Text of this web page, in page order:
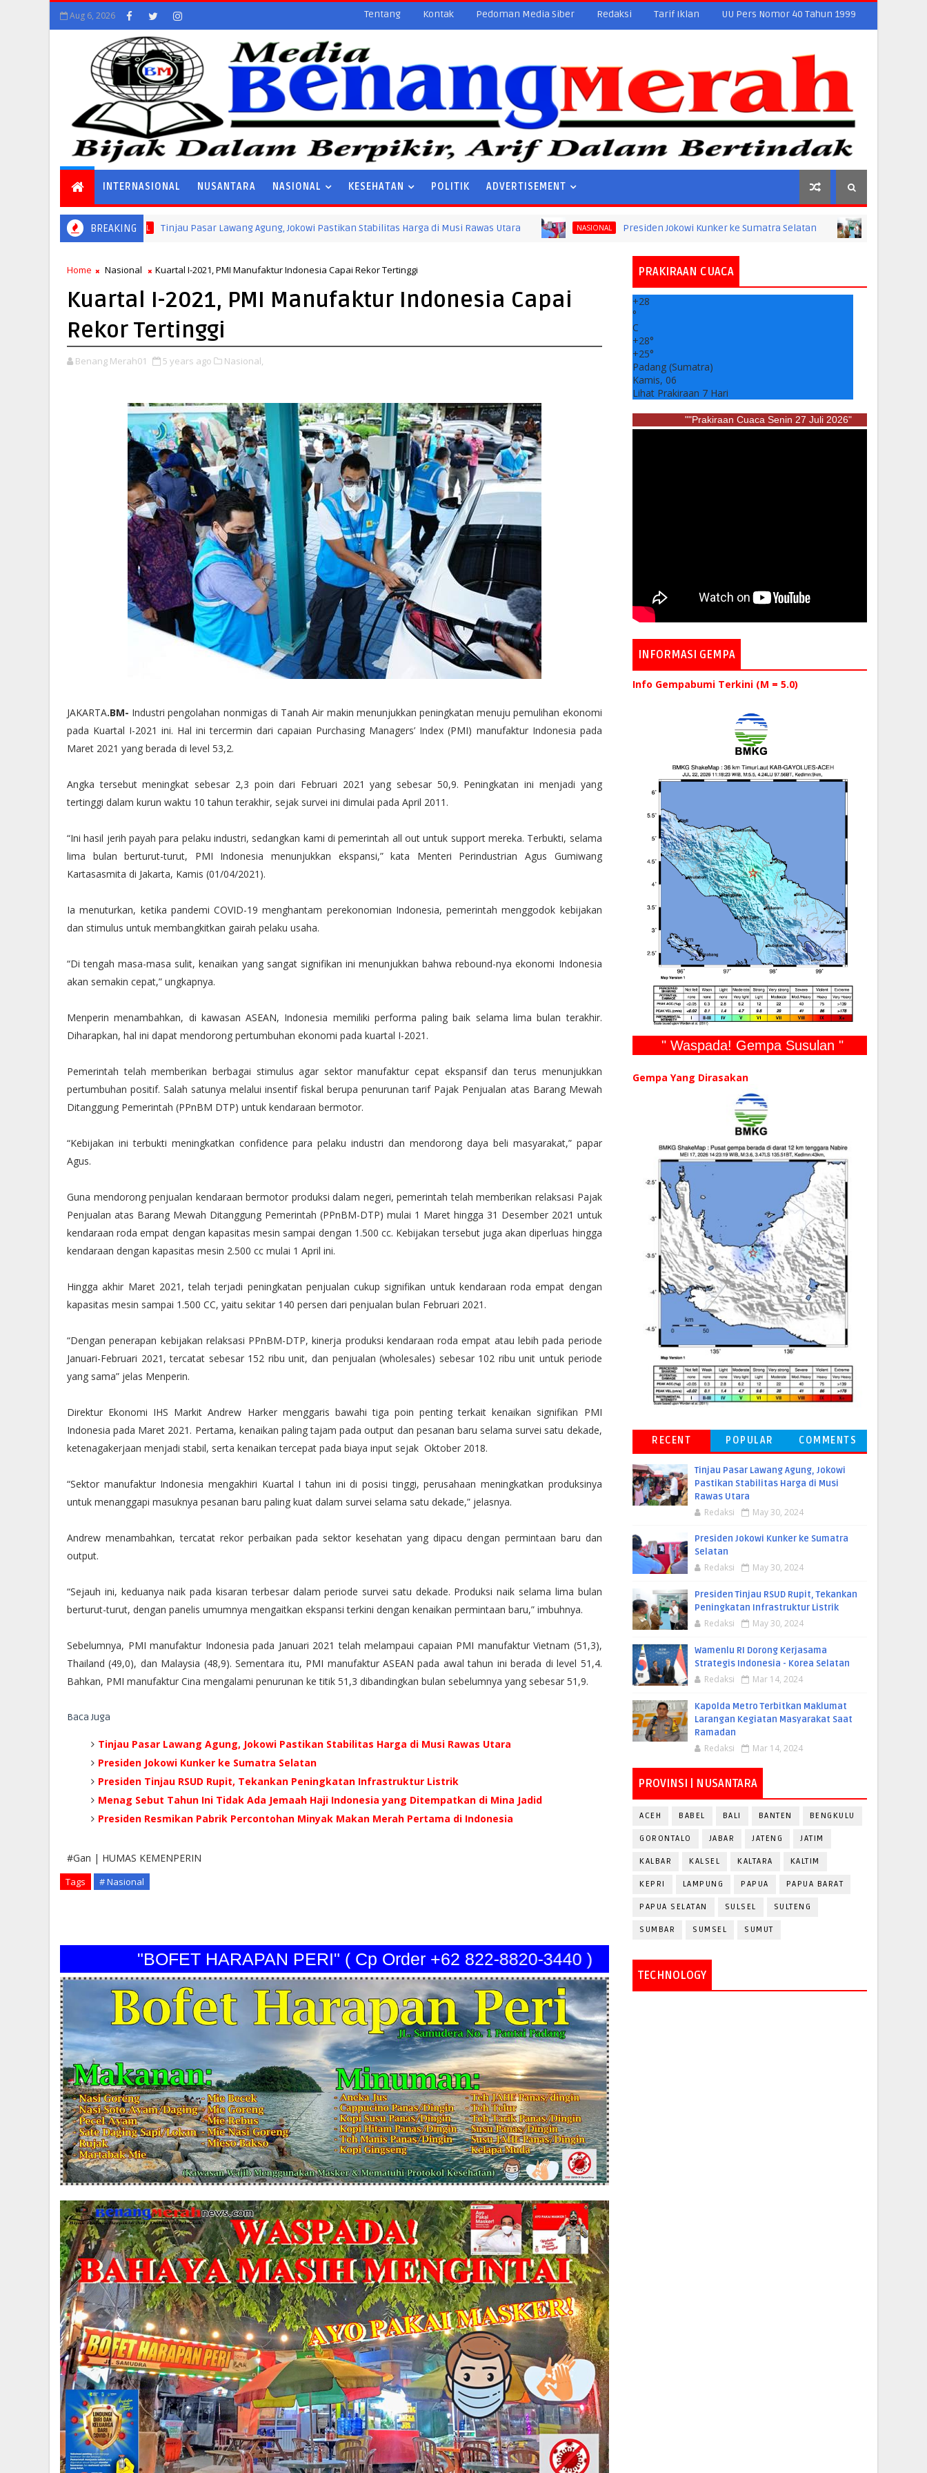
Aug 6, 2026 Tentang Kontak Pedoman Media Siber Redaksi Tarif Iklan UU Pers Nomor 40 Tahun 1999
INTERNASIONAL NUSANTARA NASIONAL KESEHATAN POLITIK ADVERTISEMENT
BREAKING
NASIONAL Tinjau Pasar Lawang Agung, Jokowi Pastikan Stabilitas Harga di Musi Rawas Utara NASIONAL Presiden Jokowi Kunker ke Sumatra Selatan NASIONAL
Home Nasional Kuartal I-2021, PMI Manufaktur Indonesia Capai Rekor Tertinggi
Kuartal I-2021, PMI Manufaktur Indonesia Capai
Rekor Tertinggi
Benang Merah01 5 years ago Nasional,
JAKARTA.BM- Industri pengolahan nonmigas di Tanah Air makin menunjukkan peningkatan menuju pemulihan ekonomi
pada Kuartal I-2021 ini. Hal ini tercermin dari capaian Purchasing Managers’ Index (PMI) manufaktur Indonesia pada
Maret 2021 yang berada di level 53,2.
Angka tersebut meningkat sebesar 2,3 poin dari Februari 2021 yang sebesar 50,9. Peningkatan ini menjadi yang
tertinggi dalam kurun waktu 10 tahun terakhir, sejak survei ini dimulai pada April 2011.
“Ini hasil jerih payah para pelaku industri, sedangkan kami di pemerintah all out untuk support mereka. Terbukti, selama
lima bulan berturut-turut, PMI Indonesia menunjukkan ekspansi,” kata Menteri Perindustrian Agus Gumiwang
Kartasasmita di Jakarta, Kamis (01/04/2021).
Ia menuturkan, ketika pandemi COVID-19 menghantam perekonomian Indonesia, pemerintah menggodok kebijakan
dan stimulus untuk membangkitkan gairah pelaku usaha.
“Di tengah masa-masa sulit, kenaikan yang sangat signifikan ini menunjukkan bahwa rebound-nya ekonomi Indonesia
akan semakin cepat,” ungkapnya.
Menperin menambahkan, di kawasan ASEAN, Indonesia memiliki performa paling baik selama lima bulan terakhir.
Diharapkan, hal ini dapat mendorong pertumbuhan ekonomi pada kuartal I-2021.
Pemerintah telah memberikan berbagai stimulus agar sektor manufaktur cepat ekspansif dan terus menunjukkan
pertumbuhan positif. Salah satunya melalui insentif fiskal berupa penurunan tarif Pajak Penjualan atas Barang Mewah
Ditanggung Pemerintah (PPnBM DTP) untuk kendaraan bermotor.
“Kebijakan ini terbukti meningkatkan confidence para pelaku industri dan mendorong daya beli masyarakat,” papar
Agus.
Guna mendorong penjualan kendaraan bermotor produksi dalam negeri, pemerintah telah memberikan relaksasi Pajak
Penjualan atas Barang Mewah Ditanggung Pemerintah (PPnBM-DTP) mulai 1 Maret hingga 31 Desember 2021 untuk
kendaraan roda empat dengan kapasitas mesin sampai dengan 1.500 cc. Kebijakan tersebut juga akan diperluas hingga
kendaraan dengan kapasitas mesin 2.500 cc mulai 1 April ini.
Hingga akhir Maret 2021, telah terjadi peningkatan penjualan cukup signifikan untuk kendaraan roda empat dengan
kapasitas mesin sampai 1.500 CC, yaitu sekitar 140 persen dari penjualan bulan Februari 2021.
“Dengan penerapan kebijakan relaksasi PPnBM-DTP, kinerja produksi kendaraan roda empat atau lebih pada periode
Januari-Februari 2021, tercatat sebesar 152 ribu unit, dan penjualan (wholesales) sebesar 102 ribu unit untuk periode
yang sama” jelas Menperin.
Direktur Ekonomi IHS Markit Andrew Harker menggaris bawahi tiga poin penting terkait kenaikan signifikan PMI
Indonesia pada Maret 2021. Pertama, kenaikan paling tajam pada output dan pesanan baru selama survei satu dekade,
ketenagakerjaan menjadi stabil, serta kenaikan tercepat pada biaya input sejak Oktober 2018.
“Sektor manufaktur Indonesia mengakhiri Kuartal I tahun ini di posisi tinggi, perusahaan meningkatkan produksinya
untuk menanggapi masuknya pesanan baru paling kuat dalam survei selama satu dekade,” jelasnya.
Andrew menambahkan, tercatat rekor perbaikan pada sektor kesehatan yang dipacu dengan permintaan baru dan
output.
“Sejauh ini, keduanya naik pada kisaran terbesar dalam periode survei satu dekade. Produksi naik selama lima bulan
berturut-turut, dengan panelis umumnya mengaitkan ekspansi terkini dengan kenaikan permintaan baru,” imbuhnya.
Sebelumnya, PMI manufaktur Indonesia pada Januari 2021 telah melampaui capaian PMI manufaktur Vietnam (51,3),
Thailand (49,0), dan Malaysia (48,9). Sementara itu, PMI manufaktur ASEAN pada awal tahun ini berada di level 51,4.
Bahkan, PMI manufaktur Cina mengalami penurunan ke titik 51,3 dibandingkan bulan sebelumnya yang sebesar 51,9.
Baca Juga
Tinjau Pasar Lawang Agung, Jokowi Pastikan Stabilitas Harga di Musi Rawas Utara
Presiden Jokowi Kunker ke Sumatra Selatan
Presiden Tinjau RSUD Rupit, Tekankan Peningkatan Infrastruktur Listrik
Menag Sebut Tahun Ini Tidak Ada Jemaah Haji Indonesia yang Ditempatkan di Mina Jadid
Presiden Resmikan Pabrik Percontohan Minyak Makan Merah Pertama di Indonesia
#Gan | HUMAS KEMENPERIN
Tags # Nasional
"BOFET HARAPAN PERI" ( Cp Order +62 822-8820-3440 )
PRAKIRAAN CUACA
+28
°
C
+28°
+25°
Padang (Sumatra)
Kamis, 06
Lihat Prakiraan 7 Hari
""Prakiraan Cuaca Senin 27 Juli 2026"
INFORMASI GEMPA
Info Gempabumi Terkini (M = 5.0)
" Waspada! Gempa Susulan "
Gempa Yang Dirasakan
RECENT POPULAR COMMENTS
Tinjau Pasar Lawang Agung, Jokowi
Pastikan Stabilitas Harga di Musi
Rawas Utara
Redaksi May 30, 2024
Presiden Jokowi Kunker ke Sumatra
Selatan
Redaksi May 30, 2024
Presiden Tinjau RSUD Rupit, Tekankan
Peningkatan Infrastruktur Listrik
Redaksi May 30, 2024
Wamenlu RI Dorong Kerjasama
Strategis Indonesia - Korea Selatan
Redaksi Mar 14, 2024
Kapolda Metro Terbitkan Maklumat
Larangan Kegiatan Masyarakat Saat
Ramadan
Redaksi Mar 14, 2024
PROVINSI | NUSANTARA
ACEH BABEL BALI BANTEN BENGKULU
GORONTALO JABAR JATENG JATIM
KALBAR KALSEL KALTARA KALTIM
KEPRI LAMPUNG PAPUA PAPUA BARAT
PAPUA SELATAN SULSEL SULTENG
SUMBAR SUMSEL SUMUT
TECHNOLOGY